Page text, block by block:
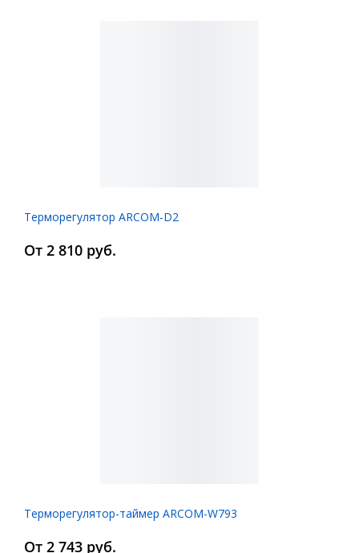
Терморегулятор ARCOM-D2
От 2 810 руб.
Терморегулятор-таймер ARCOM-W793
От 2 743 руб.